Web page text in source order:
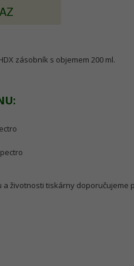
zásobník s objemem 200 ml.
a životnosti tiskárny doporučujeme